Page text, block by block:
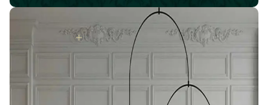
اسأل عن أقوى العروض
إنضم لعائله IDM
#بيتك_هيتحول_قصر